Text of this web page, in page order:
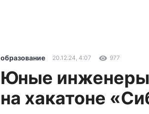
образование 20.12.24, 4:07 977
Юные инженеры
на хакатоне